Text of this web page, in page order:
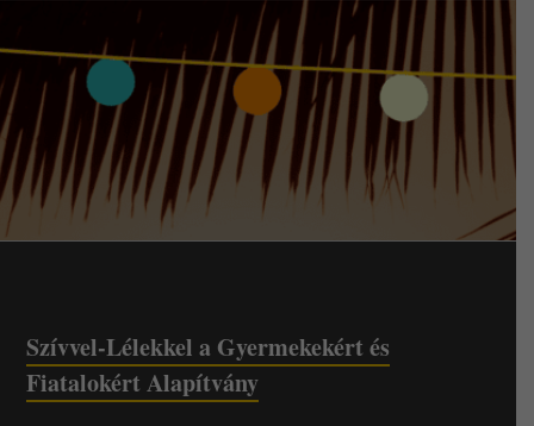
Szívvel-Lélekkel a Gyermekekért és
Fiatalokért Alapítvány